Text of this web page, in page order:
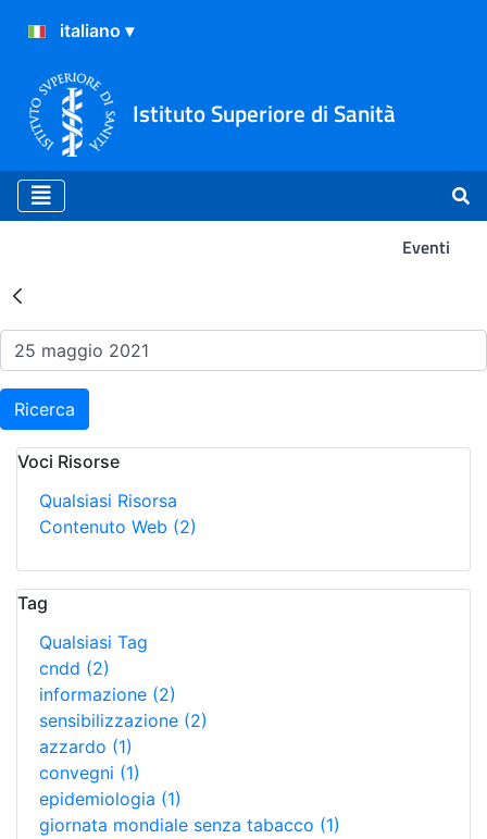
Istituto Superiore di Sanità
Eventi
Risultati della Ricerca -
Ricerca
Voci Risorse
Qualsiasi Risorsa
Contenuto Web (2)
Tag
Qualsiasi Tag
cndd (2)
informazione (2)
sensibilizzazione (2)
azzardo (1)
convegni (1)
epidemiologia (1)
giornata mondiale senza tabacco (1)